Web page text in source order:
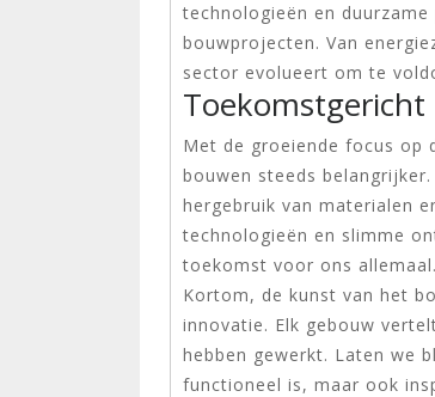
technologieën en
bouwprojecten. Van
sector evolueert om te
Toekomstgericht
Met de groeiende focus op
bouwen steeds
hergebruik van materialen
technologieën en slimme
toekomst voor ons allemaal.
Kortom, de kunst van het
innovatie. Elk gebouw
hebben gewerkt. Laten we
functioneel is, maar ook